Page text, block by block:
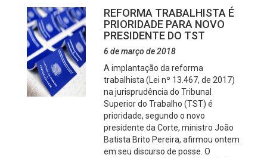
REFORMA TRABALHISTA É
PRIORIDADE PARA NOVO
PRESIDENTE DO TST
6 de março de 2018
A implantação da reforma
trabalhista (Lei nº 13.467, de 2017)
na jurisprudência do Tribunal
Superior do Trabalho (TST) é
prioridade, segundo o novo
presidente da Corte, ministro João
Batista Brito Pereira, afirmou ontem
em seu discurso de posse. O